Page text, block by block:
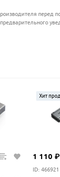
перед
Хит
1 110 ₽
ID: 466921